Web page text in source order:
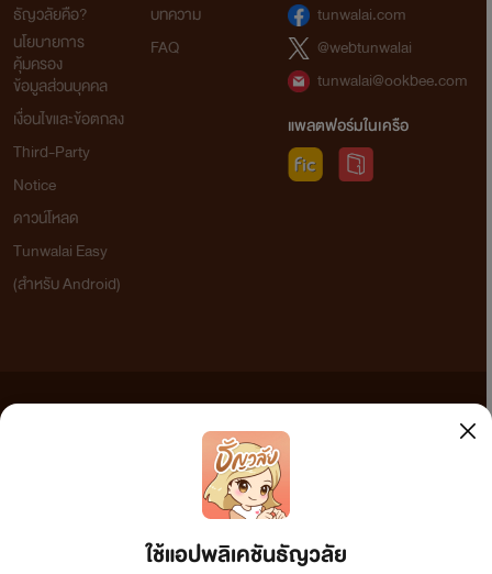
ใช้แอปพลิเคชันธัญวลัย
ธัญวลัยคือ?
นโยบายการ
คุ้มครอง
ข้อมูลส่วนบุคคล
เงื่อนไขและข้อตกลง
Third-Party
Notice
ดาวน์โหลด
Tunwalai Easy
(สำหรับ Android)
บทความ
FAQ
tunwalai.com
@webtunwalai
tunwalai@ookbee.com
แพลตฟอร์มในเครือ
เว็บไซต์แห่งนี้ไม่ได้เห็นด้วยและไม่ขอรับผิดชอบต่อข้อความใดๆ ทั้งสิ้น ดังนั้นผู้อ่านทุกท่านโปรดใช้
วิจารณญาณในการกลั่นกรองด้วยตนเอง และหากท่านพบข้อความใดๆ ที่ขัดต่อกฎหมายและศีลธรรม
กรุณาแจ้งมาที่ tunwalai@ookbee.com เพื่อทีมงานจะได้ดำเนินการในทันที ทั้งนี้ ทางเว็บไซต์ขอสงวน
ลิขสิทธิ์ตามพระราชบัญญัติลิขสิทธิ์ (ฉบับเพิ่มเติม) พ.ศ.2558